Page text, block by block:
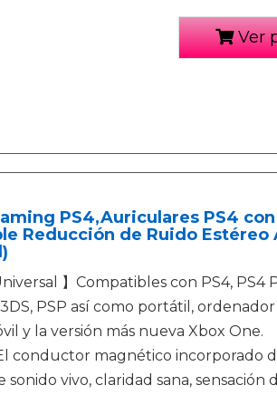
Ver
PS4,Auriculares PS4
Reducción de Ruido Estéreo
】Compatibles con PS4, PS4
PSP así como portátil,
y la versión más nueva Xbox One.
El conductor magnético incorporado
sonido vivo, claridad sana, sensación